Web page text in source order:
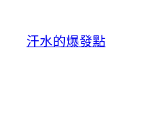
汗水的爆發點